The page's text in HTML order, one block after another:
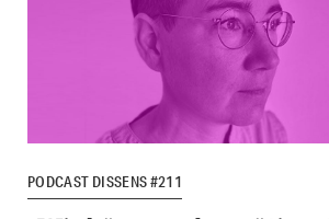
PODCAST DISSENS #211